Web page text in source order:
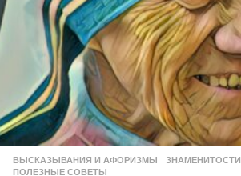
ВЫСКАЗЫВАНИЯ И АФОРИЗМЫ ,ЗНАМЕНИТОСТИ
ПОЛЕЗНЫЕ СОВЕТЫ